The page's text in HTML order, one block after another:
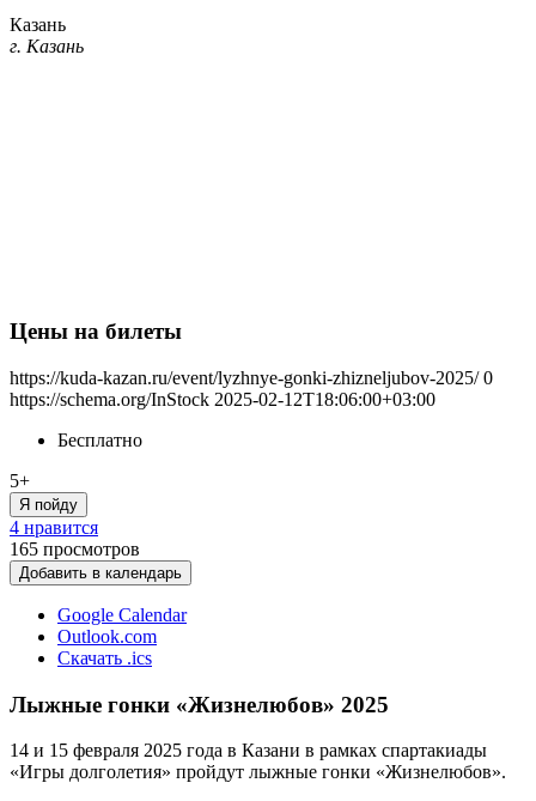
Казань
г. Казань
Цены на билеты
https://kuda-kazan.ru/event/lyzhnye-gonki-zhizneljubov-2025/ 0
https://schema.org/InStock 2025-02-12T18:06:00+03:00
Бесплатно
5+
Я пойду
4 нравится
165 просмотров
Добавить в календарь
Google Calendar
Outlook.com
Скачать .ics
Лыжные гонки «Жизнелюбов» 2025
14 и 15 февраля 2025 года в Казани в рамках спартакиады
«Игры долголетия» пройдут лыжные гонки «Жизнелюбов».